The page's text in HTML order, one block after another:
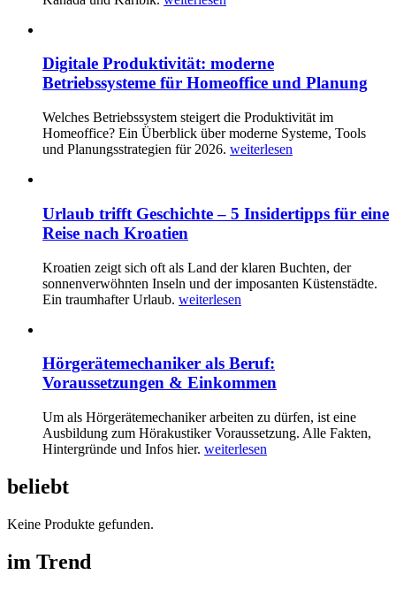
Digitale Produktivität: moderne
Betriebssysteme für Homeoffice und Planung
Welches Betriebssystem steigert die Produktivität im
Homeoffice? Ein Überblick über moderne Systeme, Tools
und Planungsstrategien für 2026. weiterlesen
Urlaub trifft Geschichte – 5 Insidertipps für eine
Reise nach Kroatien
Kroatien zeigt sich oft als Land der klaren Buchten, der
sonnenverwöhnten Inseln und der imposanten Küstenstädte.
Ein traumhafter Urlaub. weiterlesen
Hörgerätemechaniker als Beruf:
Voraussetzungen & Einkommen
Um als Hörgerätemechaniker arbeiten zu dürfen, ist eine
Ausbildung zum Hörakustiker Voraussetzung. Alle Fakten,
Hintergründe und Infos hier. weiterlesen
beliebt
Keine Produkte gefunden.
im Trend